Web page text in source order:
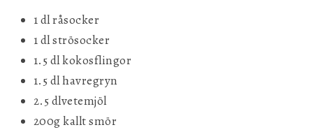
1 dl råsocker
1 dl strösocker
1.5 dl kokosflingor
1.5 dl havregryn
2.5 dlvetemjöl
200g kallt smör